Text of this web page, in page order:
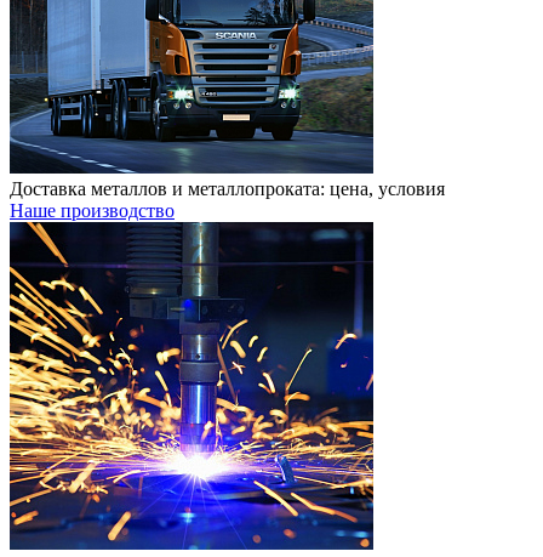
Доставка металлов и металлопроката: цена, условия
Наше производство